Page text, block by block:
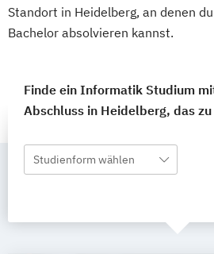
Standort in Heidelberg, an denen
Bachelor absolvieren kannst.
Finde ein Informatik Studium
Abschluss in Heidelberg, das
Studienform wählen